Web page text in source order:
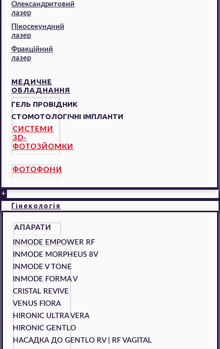
Олександритовий
лазер
Пікосекундний
лазер
Фракційний
лазер
МЕДИЧНЕ
ОБЛАДНАННЯ
ГЕЛЬ ПРОВІДНИК
СТОМОТОЛОГІЧНІ ІМПЛАНТИ
СИСТЕМИ
3D-
ФОТОЗЙОМКИ
ФОТОФОНИ
+
Гінекологія
АПАРАТИ
INMODE EMPOWER RF
INMODE MORPHEUS 8V
INMODE V TONE
INMODE FORMA V
CRISTAL REVIVE
VENUS FIORA
HIRONIC ULTRA VERA
HIRONIC GENTLO
НАСАДКА ДО GENTLO RV | RF VAGITAL